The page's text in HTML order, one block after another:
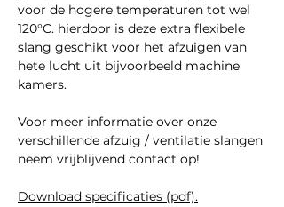
voor de hogere temperaturen tot wel
120°C. hierdoor is deze extra flexibele
slang geschikt voor het afzuigen van
hete lucht uit bijvoorbeeld machine
kamers.
Voor meer informatie over onze
verschillende afzuig / ventilatie slangen
neem vrijblijvend contact op!
Download specificaties (pdf).